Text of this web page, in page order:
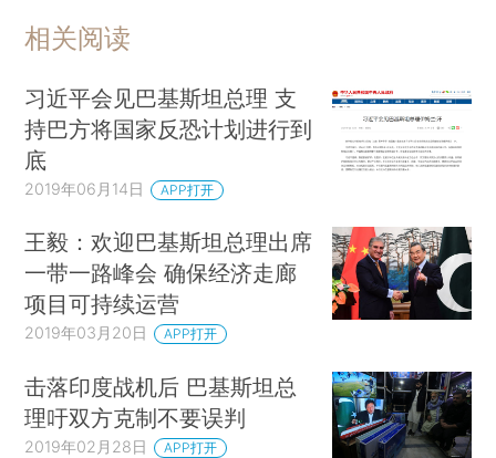
相关阅读
习近平会见巴基斯坦总理 支
持巴方将国家反恐计划进行到
底
2019年06月14日 APP打开
王毅：欢迎巴基斯坦总理出席
一带一路峰会 确保经济走廊
项目可持续运营
2019年03月20日 APP打开
击落印度战机后 巴基斯坦总
理吁双方克制不要误判
2019年02月28日 APP打开